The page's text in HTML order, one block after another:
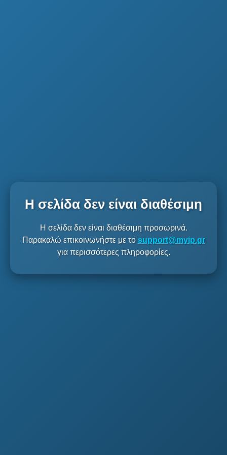
Η σελίδα δεν είναι διαθέσιμη
Η σελίδα δεν είναι διαθέσιμη προσωρινά.
Παρακαλώ επικοινωνήστε με το support@myip.gr
για περισσότερες πληροφορίες.